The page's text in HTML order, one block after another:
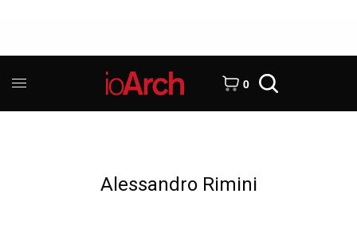
0
Alessandro Rimini